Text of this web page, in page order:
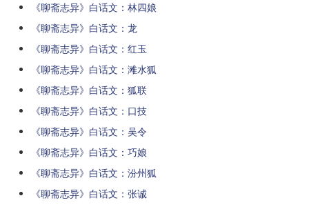
《聊斋志异》白话文：林四娘
《聊斋志异》白话文：龙
《聊斋志异》白话文：红玉
《聊斋志异》白话文：滩水狐
《聊斋志异》白话文：狐联
《聊斋志异》白话文：口技
《聊斋志异》白话文：吴令
《聊斋志异》白话文：巧娘
《聊斋志异》白话文：汾州狐
《聊斋志异》白话文：张诚